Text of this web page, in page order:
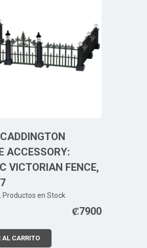
ACCESSORY:
VICTORIAN FENCE,
, Productos en Stock
₡7900
AL CARRITO